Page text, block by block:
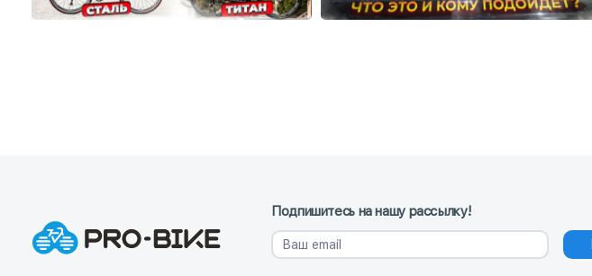
Подпишитесь на нашу рассылку!